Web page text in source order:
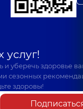
услуг!
и уберечь здоровье
сезонных
здоровы!